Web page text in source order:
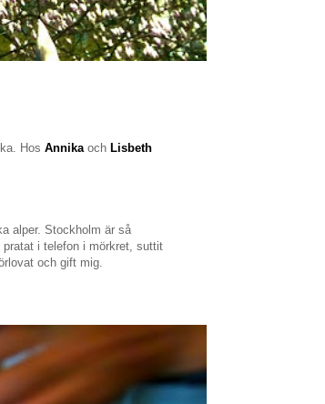
Hos Annikaoch Lisbeth
alper. Stockholm är så
i telefon i mörkret, suttit
och gift mig.